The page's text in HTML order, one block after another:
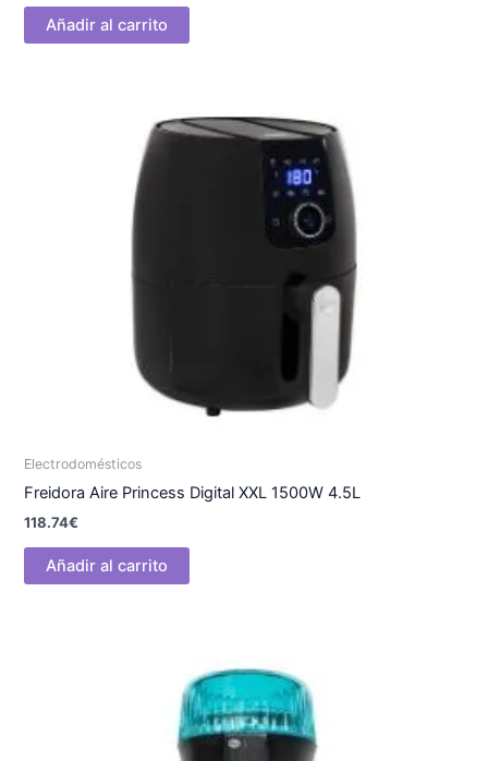
Añadir al carrito
Electrodomésticos
Freidora Aire Princess Digital XXL 1500W 4.5L
118.74€
Añadir al carrito